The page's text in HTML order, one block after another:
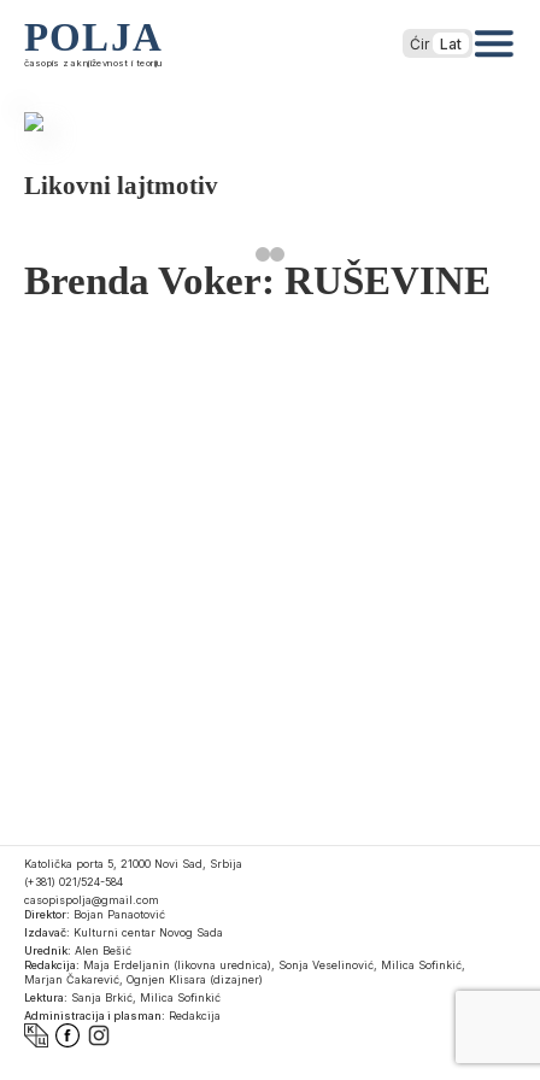
POLJA
časopis za književnost i teoriju
Ćir Lat
Likovni lajtmotiv
Brenda Voker: RUŠEVINE
Katolička porta 5, 21000 Novi Sad, Srbija
(+381) 021/524-584
casopispolja@gmail.com
Direktor: Bojan Panaotović
Izdavač: Kulturni centar Novog Sada
Urednik: Alen Bešić
Redakcija: Maja Erdeljanin (likovna urednica), Sonja Veselinović, Milica Sofinkić,
Marjan Čakarević, Ognjen Klisara (dizajner)
Lektura: Sanja Brkić, Milica Sofinkić
Administracija i plasman: Redakcija